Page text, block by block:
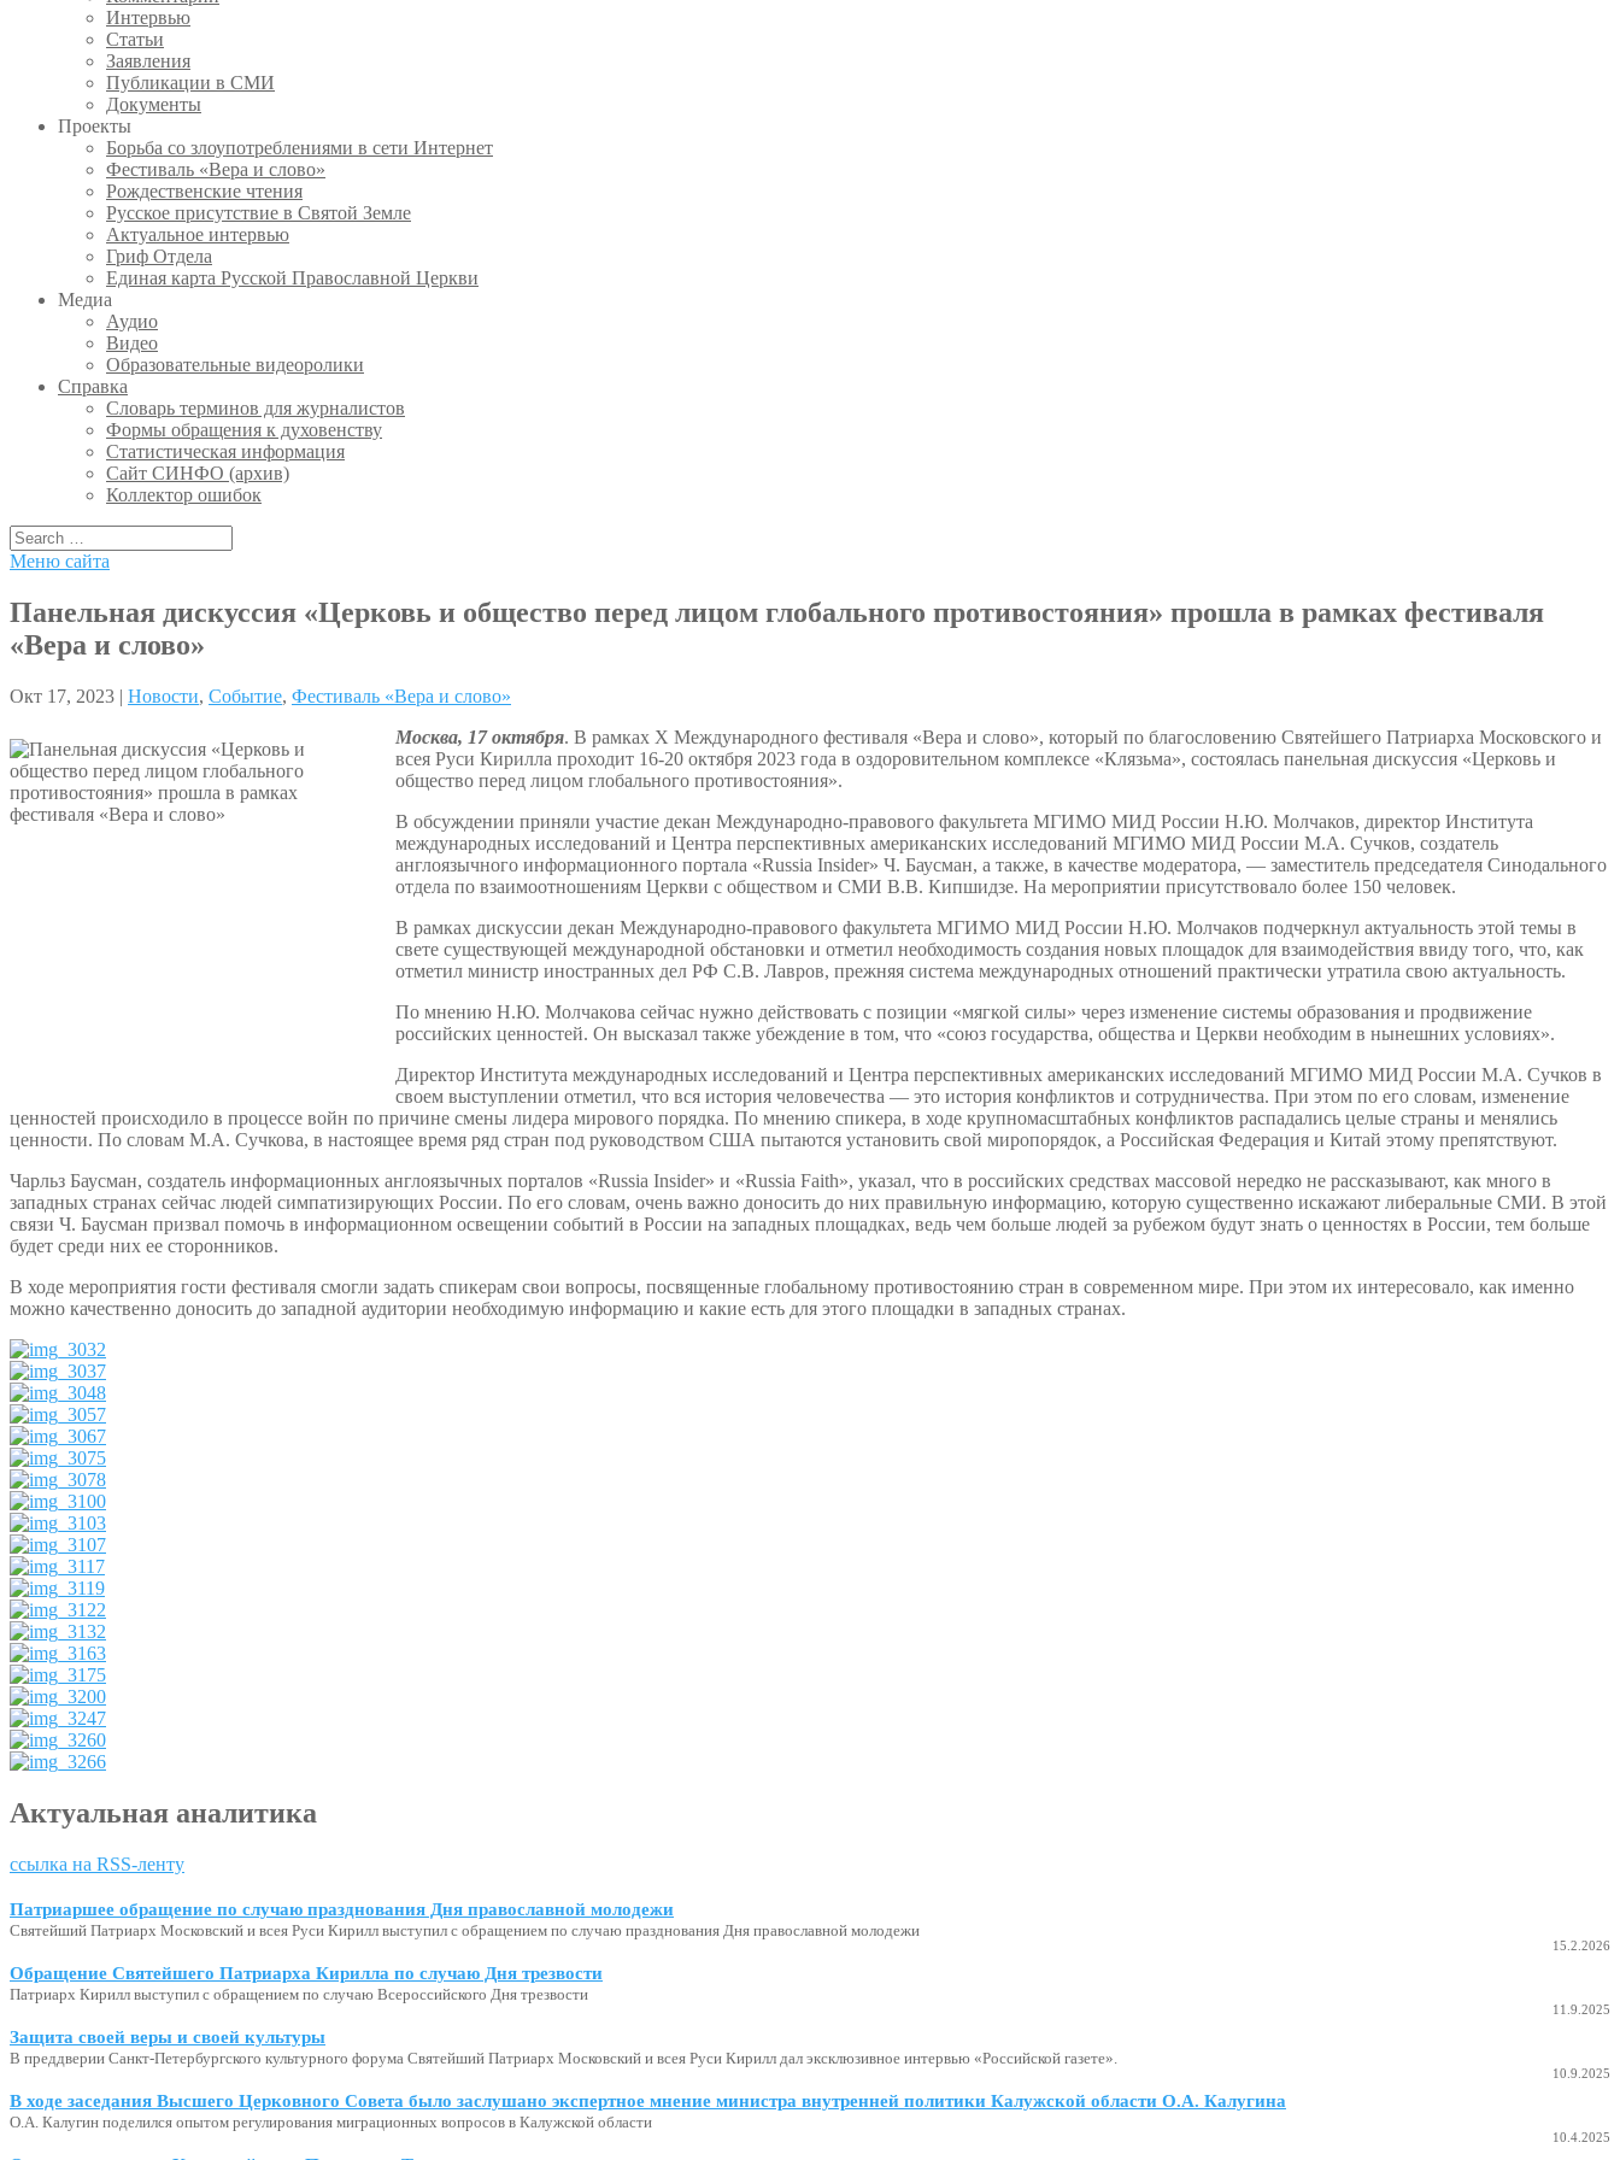
Интервью
Статьи
Заявления
Публикации в СМИ
Документы
Проекты
Борьба со злоупотреблениями в сети Интернет
Фестиваль «Вера и слово»
Рождественские чтения
Русское присутствие в Святой Земле
Актуальное интервью
Гриф Отдела
Единая карта Русской Православной Церкви
Медиа
Аудио
Видео
Образовательные видеоролики
Справка
Словарь терминов для журналистов
Формы обращения к духовенству
Статистическая информация
Сайт СИНФО (архив)
Коллектор ошибок
Меню сайта
Панельная дискуссия «Церковь и общество перед лицом глобального противостояния» прошла в рамках фестиваля
«Вера и слово»
Окт 17, 2023 | Новости, Событие, Фестиваль «Вера и слово»
Москва, 17 октября. В рамках X Международного фестиваля «Вера и слово», который по благословению Святейшего Патриарха Московского и
всея Руси Кирилла проходит 16-20 октября 2023 года в оздоровительном комплексе «Клязьма», состоялась панельная дискуссия «Церковь и
общество перед лицом глобального противостояния».
В обсуждении приняли участие декан Международно-правового факультета МГИМО МИД России Н.Ю. Молчаков, директор Института
международных исследований и Центра перспективных американских исследований МГИМО МИД России М.А. Сучков, создатель
англоязычного информационного портала «Russia Insider» Ч. Баусман, а также, в качестве модератора, — заместитель председателя Синодального
отдела по взаимоотношениям Церкви с обществом и СМИ В.В. Кипшидзе. На мероприятии присутствовало более 150 человек.
В рамках дискуссии декан Международно-правового факультета МГИМО МИД России Н.Ю. Молчаков подчеркнул актуальность этой темы в
свете существующей международной обстановки и отметил необходимость создания новых площадок для взаимодействия ввиду того, что, как
отметил министр иностранных дел РФ С.В. Лавров, прежняя система международных отношений практически утратила свою актуальность.
По мнению Н.Ю. Молчакова сейчас нужно действовать с позиции «мягкой силы» через изменение системы образования и продвижение
российских ценностей. Он высказал также убеждение в том, что «союз государства, общества и Церкви необходим в нынешних условиях».
Директор Института международных исследований и Центра перспективных американских исследований МГИМО МИД России М.А. Сучков в
своем выступлении отметил, что вся история человечества — это история конфликтов и сотрудничества. При этом по его словам, изменение
ценностей происходило в процессе войн по причине смены лидера мирового порядка. По мнению спикера, в ходе крупномасштабных конфликтов распадались целые страны и менялись
ценности. По словам М.А. Сучкова, в настоящее время ряд стран под руководством США пытаются установить свой миропорядок, а Российская Федерация и Китай этому препятствуют.
Чарльз Баусман, создатель информационных англоязычных порталов «Russia Insider» и «Russia Faith», указал, что в российских средствах массовой нередко не рассказывают, как много в
западных странах сейчас людей симпатизирующих России. По его словам, очень важно доносить до них правильную информацию, которую существенно искажают либеральные СМИ. В этой
связи Ч. Баусман призвал помочь в информационном освещении событий в России на западных площадках, ведь чем больше людей за рубежом будут знать о ценностях в России, тем больше
будет среди них ее сторонников.
В ходе мероприятия гости фестиваля смогли задать спикерам свои вопросы, посвященные глобальному противостоянию стран в современном мире. При этом их интересовало, как именно
можно качественно доносить до западной аудитории необходимую информацию и какие есть для этого площадки в западных странах.
Актуальная аналитика
ссылка на RSS-ленту
Патриаршее обращение по случаю празднования Дня православной молодежи
Святейший Патриарх Московский и всея Руси Кирилл выступил с обращением по случаю празднования Дня православной молодежи
15.2.2026
Обращение Святейшего Патриарха Кирилла по случаю Дня трезвости
Патриарх Кирилл выступил с обращением по случаю Всероссийского Дня трезвости
11.9.2025
Защита своей веры и своей культуры
В преддверии Санкт-Петербургского культурного форума Святейший Патриарх Московский и всея Руси Кирилл дал эксклюзивное интервью «Российской газете».
10.9.2025
В ходе заседания Высшего Церковного Совета было заслушано экспертное мнение министра внутренней политики Калужской области О.А. Калугина
О.А. Калугин поделился опытом регулирования миграционных вопросов в Калужской области
10.4.2025